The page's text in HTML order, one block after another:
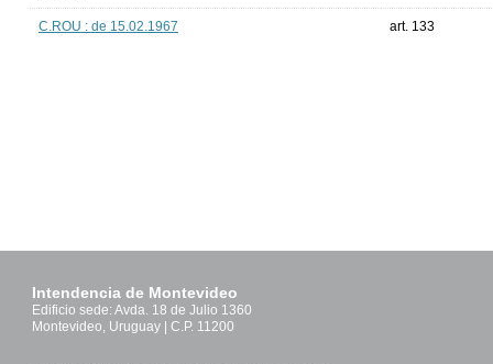
C.ROU : de 15.02.1967 art. 133
Intendencia de Montevideo
Edificio sede: Avda. 18 de Julio 1360
Montevideo, Uruguay | C.P. 11200